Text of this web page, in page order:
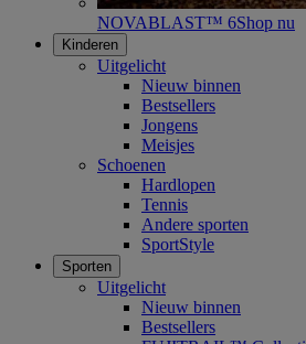
NOVABLAST™ 6Shop nu
Kinderen
Uitgelicht
Nieuw binnen
Bestsellers
Jongens
Meisjes
Schoenen
Hardlopen
Tennis
Andere sporten
SportStyle
Sporten
Uitgelicht
Nieuw binnen
Bestsellers